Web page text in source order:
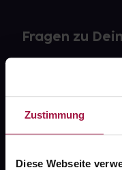
Zustimmung
Diese Webseite
Fragen zu